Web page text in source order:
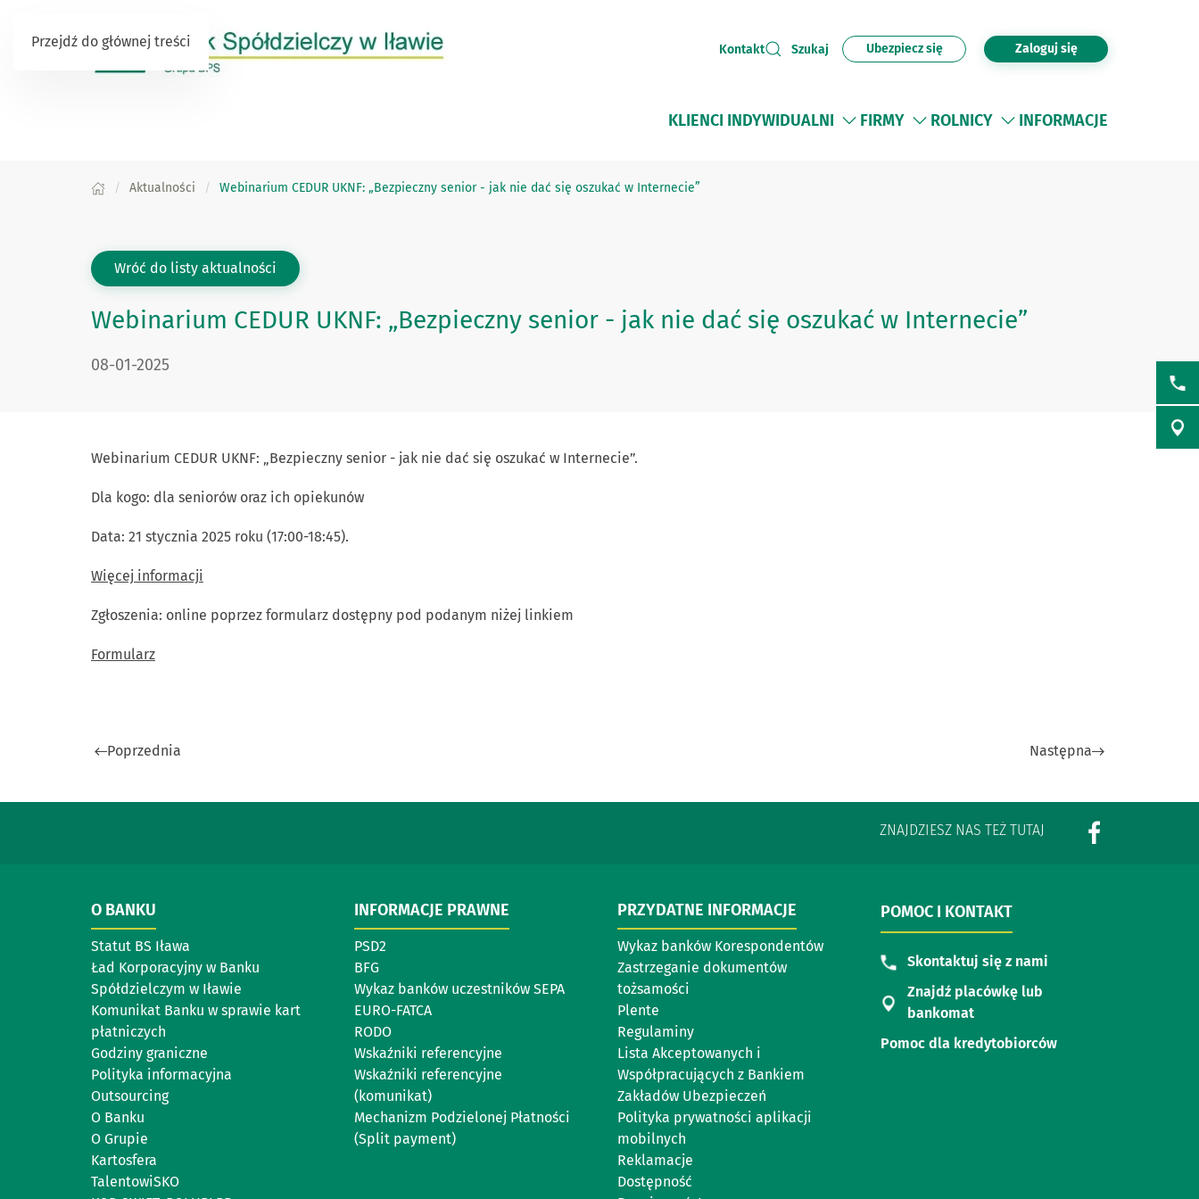
Przejdź do głównej treści Kontakt Szukaj Ubezpiecz się Zaloguj się
KLIENCI INDYWIDUALNI FIRMY ROLNICY INFORMACJE
Aktualności Webinarium CEDUR UKNF: „Bezpieczny senior - jak nie dać się oszukać w Internecie”
Wróć do listy aktualności
Webinarium CEDUR UKNF: „Bezpieczny senior - jak nie dać się oszukać w Internecie”
DATA PUBLIKACJI:
08-01-2025
Webinarium CEDUR UKNF: „Bezpieczny senior - jak nie dać się oszukać w Internecie”.
Dla kogo: dla seniorów oraz ich opiekunów
Data: 21 stycznia 2025 roku (17:00-18:45).
Więcej informacji
Zgłoszenia: online poprzez formularz dostępny pod podanym niżej linkiem
Formularz
Poprzednia Następna
ZNAJDZIESZ NAS TEŻ TUTAJ
O BANKU
Statut BS Iława
Ład Korporacyjny w Banku
Spółdzielczym w Iławie
Komunikat Banku w sprawie kart
płatniczych
Godziny graniczne
Polityka informacyjna
Outsourcing
O Banku
O Grupie
Kartosfera
TalentowiSKO
INFORMACJE PRAWNE
PSD2
BFG
Wykaz banków uczestników SEPA
EURO-FATCA
RODO
Wskaźniki referencyjne
Wskaźniki referencyjne
(komunikat)
Mechanizm Podzielonej Płatności
(Split payment)
PRZYDATNE INFORMACJE
Wykaz banków Korespondentów
Zastrzeganie dokumentów
tożsamości
Plente
Regulaminy
Lista Akceptowanych i
Współpracujących z Bankiem
Zakładów Ubezpieczeń
Polityka prywatności aplikacji
mobilnych
Reklamacje
Dostępność
POMOC I KONTAKT
Skontaktuj się z nami
Znajdź placówkę lub
bankomat
Pomoc dla kredytobiorców